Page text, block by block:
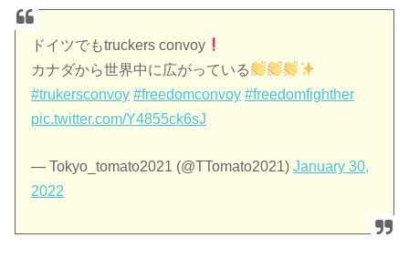
ドイツでもtruckers convoy
カナダから世界中に広がっている
#trukersconvoy #freedomconvoy #freedomfighther
pic.twitter.com/Y4855ck6sJ
— Tokyo_tomato2021 (@TTomato2021)January 30,
2022